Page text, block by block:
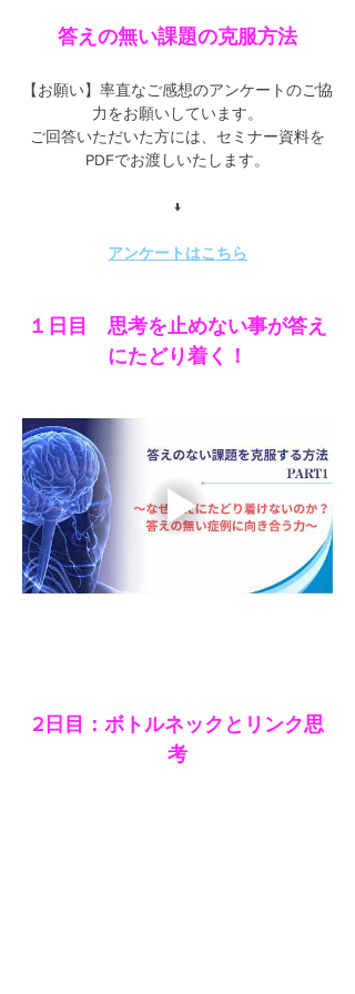
答えの無い課題の克服方法
【お願い】率直なご感想のアンケートのご協
力をお願いしています。
ご回答いただいた方には、セミナー資料を
PDFでお渡しいたします。
↓
アンケートはこちら
１日目　思考を止めない事が答え
にたどり着く！
2日目：ボトルネックとリンク思
考